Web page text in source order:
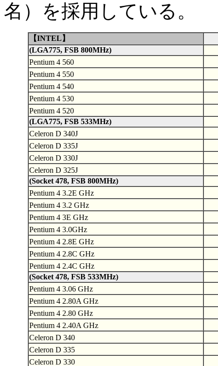
名）を採用している。
【INTEL】
(LGA775, FSB 800MHz)
Pentium 4 560
Pentium 4 550
Pentium 4 540
Pentium 4 530
Pentium 4 520
(LGA775, FSB 533MHz)
Celeron D 340J
Celeron D 335J
Celeron D 330J
Celeron D 325J
(Socket 478, FSB 800MHz)
Pentium 4 3.2E GHz
Pentium 4 3.2 GHz
Pentium 4 3E GHz
Pentium 4 3.0GHz
Pentium 4 2.8E GHz
Pentium 4 2.8C GHz
Pentium 4 2.4C GHz
(Socket 478, FSB 533MHz)
Pentium 4 3.06 GHz
Pentium 4 2.80A GHz
Pentium 4 2.80 GHz
Pentium 4 2.40A GHz
Celeron D 340
Celeron D 335
Celeron D 330